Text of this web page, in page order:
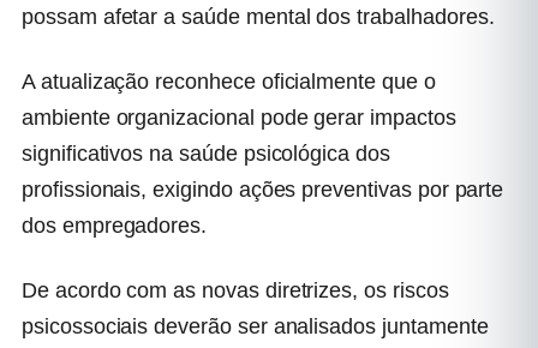
possam afetar a saúde mental dos trabalhadores.
A atualização reconhece oficialmente que o
ambiente organizacional pode gerar impactos
significativos na saúde psicológica dos
profissionais, exigindo ações preventivas por parte
dos empregadores.
De acordo com as novas diretrizes, os riscos
psicossociais deverão ser analisados juntamente